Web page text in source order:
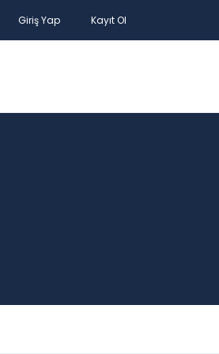
Giriş Yap Kayıt Ol